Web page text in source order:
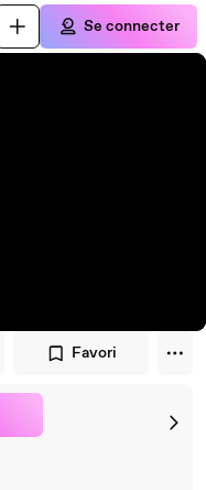
Se connecter
Favori